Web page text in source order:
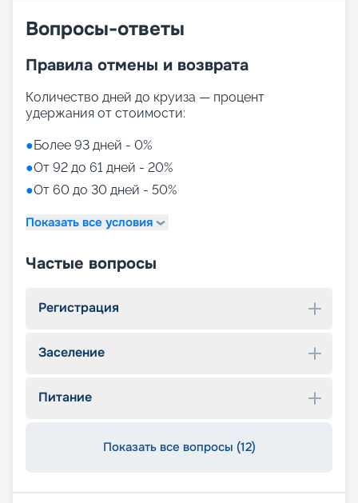
Вопросы-ответы
Правила отмены и возврата
Количество дней до круиза — процент
удержания от стоимости:
●Более 93 дней - 0%
●От 92 до 61 дней - 20%
●От 60 до 30 дней - 50%
Показать все условия
Частые вопросы
Регистрация
Заселение
Питание
Показать все вопросы (12)